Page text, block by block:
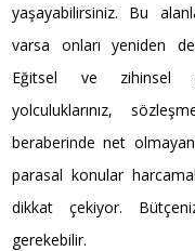
yaşayabilirsiniz. Bu
varsa onları yeniden
Eğitsel ve zihinsel
yolculuklarınız,
beraberinde net
parasal konular
dikkat çekiyor.
gerekebilir.